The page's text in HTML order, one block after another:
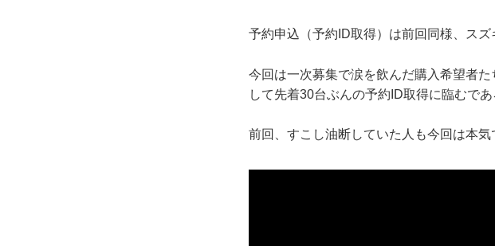
予約申込（予約ID取得）は前回同様、ス
今回は一次募集で涙を飲んだ購入希望者
して先着30台ぶんの予約ID取得に臨むで
前回、すこし油断していた人も今回は本気